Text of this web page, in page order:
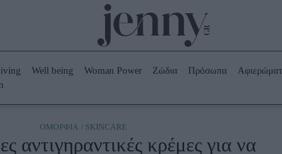
Styling Tips
Fashion News
Beauty -
Ομορφιά
Skincare
Μακιγιάζ
Πρόσωπα Ζώδια
Well being Woman Power Ζώδια Πρόσωπα
ΟΜΟΡΦΙΑ SKINCARE
αντιγηραντικές κρέμες για να